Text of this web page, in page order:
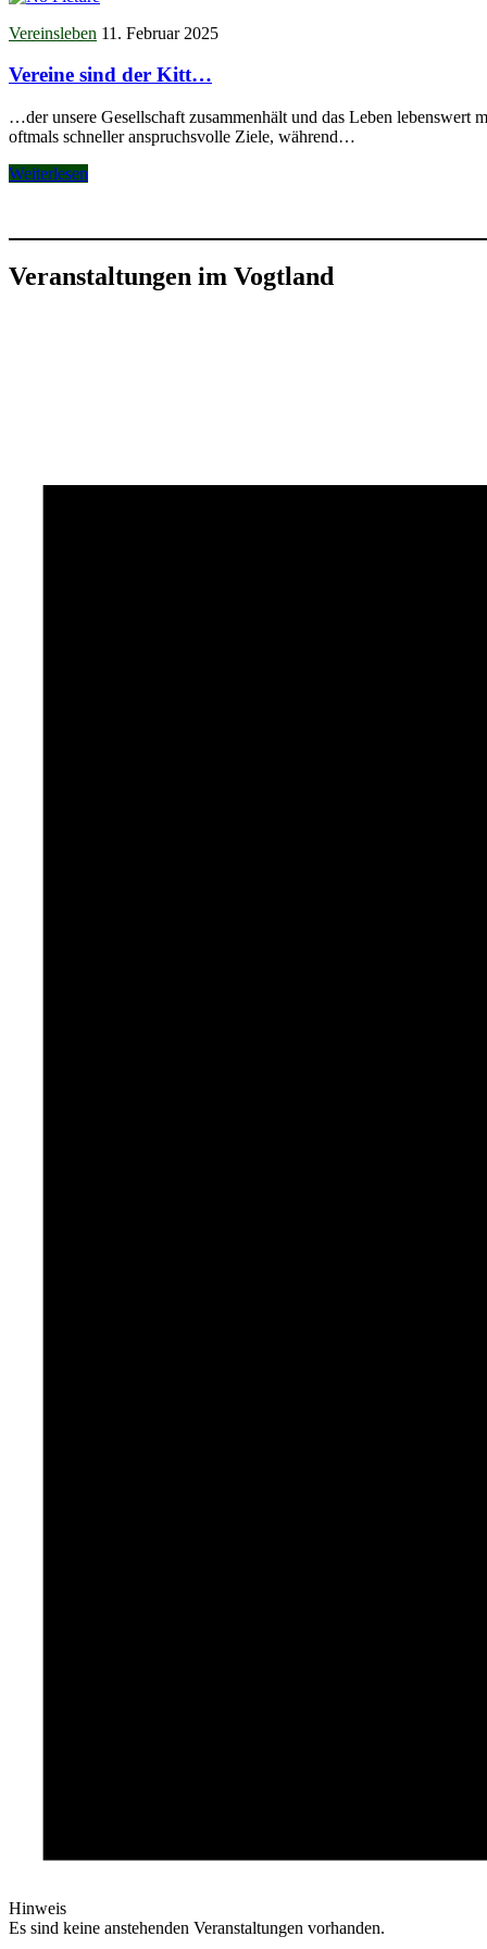
Vereinsleben 11. Februar 2025
Vereine sind der Kitt…
…der unsere Gesellschaft zusammenhält und das Leben
oftmals schneller anspruchsvolle Ziele, während…
Weiterlesen
Veranstaltungen im Vogtland
Hinweis
Es sind keine anstehenden Veranstaltungen vorhanden.